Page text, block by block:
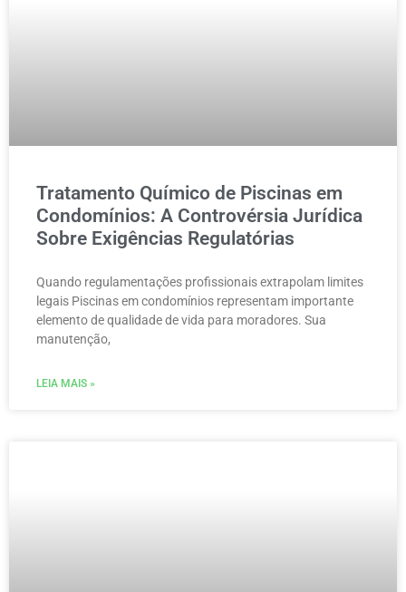
Tratamento Químico de Piscinas em
Condomínios: A Controvérsia Jurídica
Sobre Exigências Regulatórias
Quando regulamentações profissionais extrapolam limites
legais Piscinas em condomínios representam importante
elemento de qualidade de vida para moradores. Sua
manutenção,
LEIA MAIS »